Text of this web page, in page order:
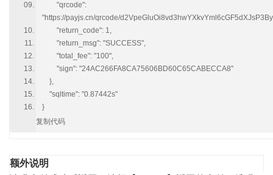
"qrcode":
"https://payjs.cn/qrcode/
"return_code": 1,
"return_msg": "SUCCESS",
"total_fee": "100",
"sign": "24AC266FA8CA75606BD60C65CABECCA8"
},
"sqltime": "0.87442s"
}
复制代码
额外说明